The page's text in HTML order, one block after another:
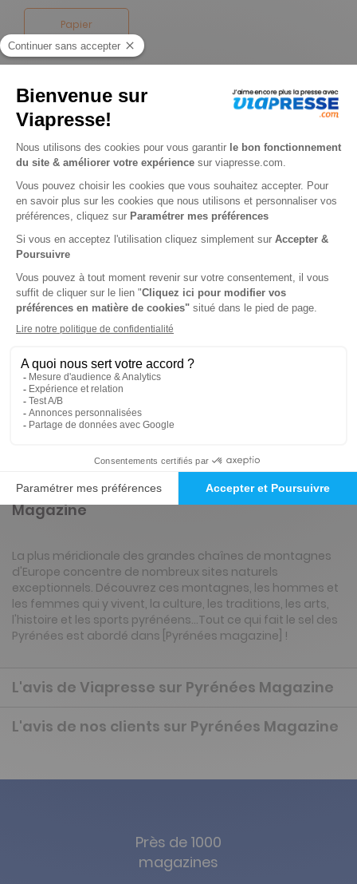
Papier
-13%
Abonnement 1 an
6 n° • Papier + 2 HS
49€00 Tarif Kiosque :56€40
Tarif France métropolitaine
-5%
Abonnement Durée libre
Papier + 2 HS
6€55 Tarif Kiosque : 6€ 90
Tarif France métropolitaine
ℹ️Note :les codes promotionnels ne sont pas
Présentation du magazine Pyrénées
Magazine
La plus méridionale des grandes chaînes de montagnes
d'Europe concentre de nombreux sites naturels
exceptionnels. Découvrez ces montagnes, les hommes et
les femmes qui y vivent, la culture, les traditions, les arts,
l'histoire et les sports pyrénéens...Tout ce qui fait le sel des
Pyrénées est abordé dans [Pyrénées magazine] !
L'avis de Viapresse sur Pyrénées Magazine
L'avis de nos clients sur Pyrénées Magazine
Près de 1000
magazines